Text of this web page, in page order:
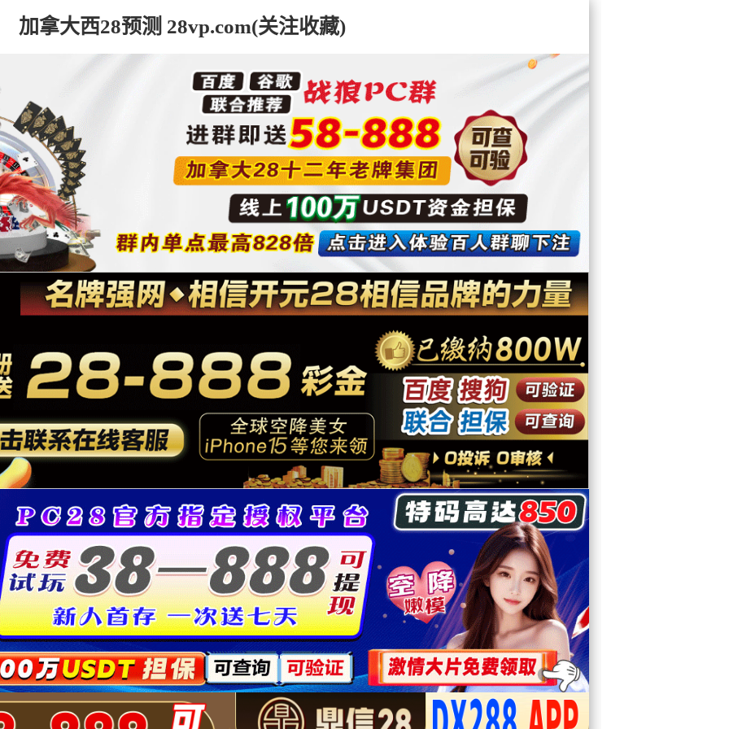
加拿大西28预测 28vp.com(关注收藏)